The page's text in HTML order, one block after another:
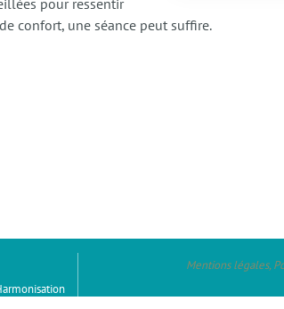
confort, une séance peut suffire.
Mentions légales,